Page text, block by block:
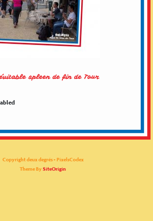
spleen de fin de Tour
Copyright deux degrés - PixelsCodex
Theme By SiteOrigin